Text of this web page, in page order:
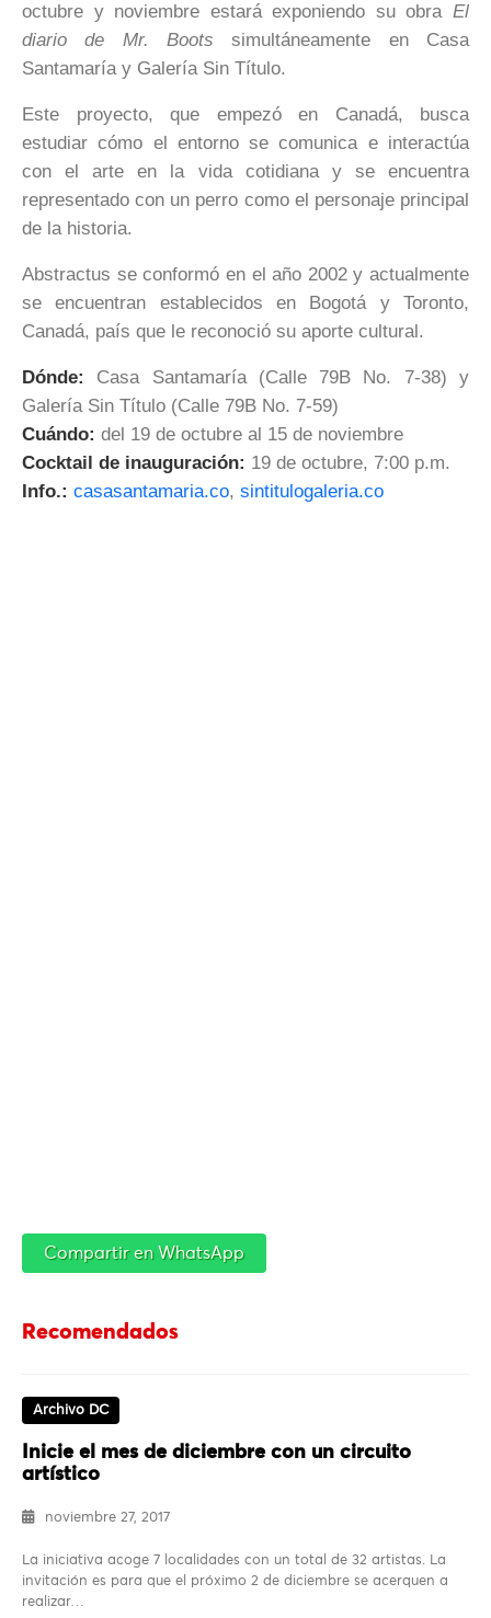
octubre y noviembre estará exponiendo su obra El
diario de Mr. Boots simultáneamente en Casa
Santamaría y Galería Sin Título.
Este proyecto, que empezó en Canadá, busca
estudiar cómo el entorno se comunica e interactúa
con el arte en la vida cotidiana y se encuentra
representado con un perro como el personaje principal
de la historia.
Abstractus se conformó en el año 2002 y actualmente
se encuentran establecidos en Bogotá y Toronto,
Canadá, país que le reconoció su aporte cultural.
Dónde: Casa Santamaría (Calle 79B No. 7-38) y
Galería Sin Título (Calle 79B No. 7-59)
Cuándo: del 19 de octubre al 15 de noviembre
Cocktail de inauguración: 19 de octubre, 7:00 p.m.
Info.: casasantamaria.co, sintitulogaleria.co
Compartir en WhatsApp
Recomendados
Archivo DC
Inicie el mes de diciembre con un circuito
artístico
noviembre 27, 2017
La iniciativa acoge 7 localidades con un total de 32 artistas. La
invitación es para que el próximo 2 de diciembre se acerquen a
realizar…